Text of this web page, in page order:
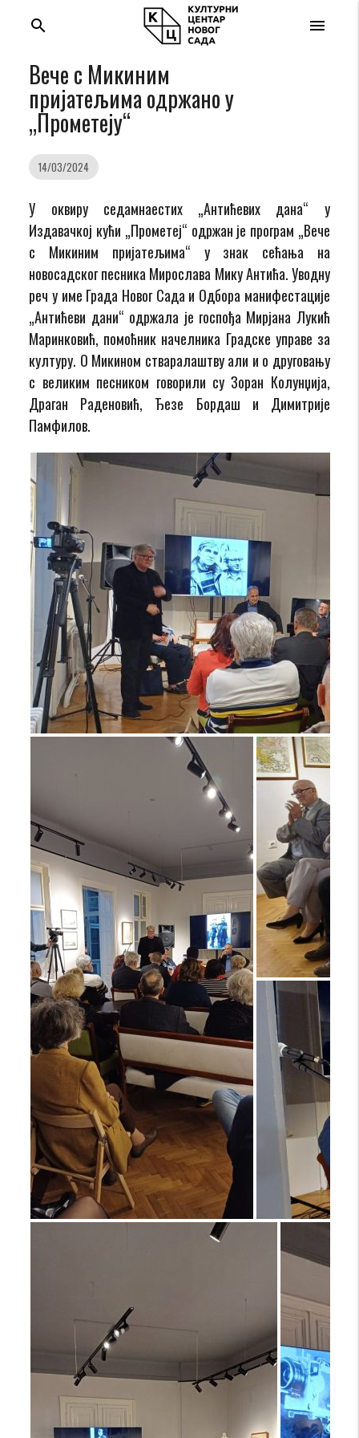
menu
search
Вече с Микиним
пријатељима одржано у
„Прометеју“
14/03/2024
У оквиру седамнаестих „Антићевих дана“ у
Издавачкој кући „Прометеј“ одржан је програм „Вече
с Микиним пријатељима“ у знак сећања на
новосадскогпесника Мирослава Мику Антића. Уводну
речу име Града Новог Сада и Одбора манифестације
„Антићеви дани“ одржала је госпођа Мирјана Лукић
Маринковић, помоћник начелника Градске управе за
културу. О Микином стваралаштву али и о друговању
с великим песником говорили су Зоран Колунџија,
Драган Раденовић, Ђезе Бордаш и Димитрије
Памфилов.